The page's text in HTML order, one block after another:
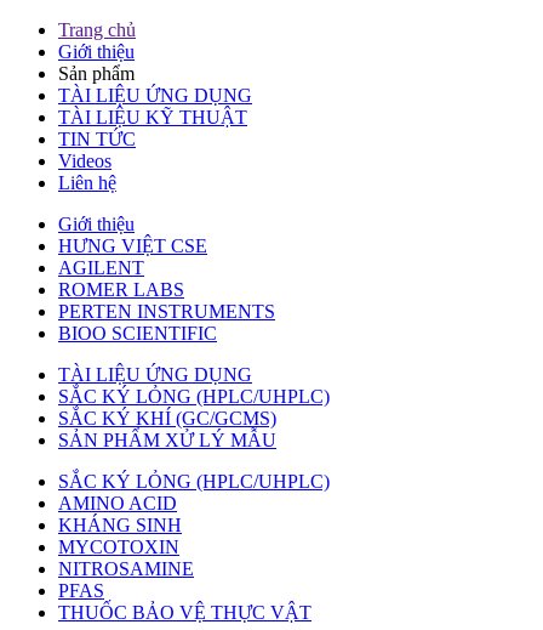
Trang chủ
Giới thiệu
Sản phẩm
TÀI LIỆU ỨNG DỤNG
TÀI LIỆU KỸ THUẬT
TIN TỨC
Videos
Liên hệ
Giới thiệu
HƯNG VIỆT CSE
AGILENT
ROMER LABS
PERTEN INSTRUMENTS
BIOO SCIENTIFIC
TÀI LIỆU ỨNG DỤNG
SẮC KÝ LỎNG (HPLC/UHPLC)
SẮC KÝ KHÍ (GC/GCMS)
SẢN PHẨM XỬ LÝ MẪU
SẮC KÝ LỎNG (HPLC/UHPLC)
AMINO ACID
KHÁNG SINH
MYCOTOXIN
NITROSAMINE
PFAS
THUỐC BẢO VỆ THỰC VẬT